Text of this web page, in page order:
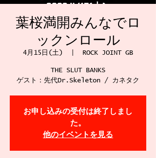
葉桜満開みんなでロ
ックンロール
4月15日(土) ROCK JOINT GB
THE SLUT BANKS
ゲスト：先代Dr.Skeleton / カネタク
お申し込みの受付は終了しまし
た。
他のイベントを見る